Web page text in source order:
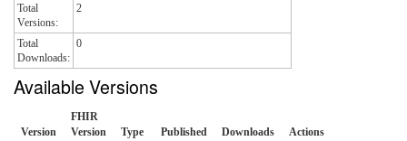
Total
Versions:
2
Total
Downloads:
0
Available Versions
Version
FHIR
Version
Type Published Downloads Actions